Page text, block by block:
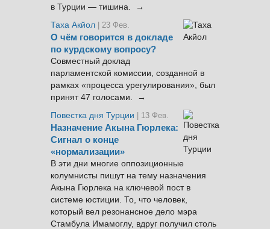
в Турции — тишина. →
Таха Акйол | 23 Фев.
О чём говорится в докладе
по курдскому вопросу?
Совместный доклад
парламентской комиссии, созданной в
рамках «процесса урегулирования», был
принят 47 голосами. →
Повестка дня Турции
| 13 Фев.
Назначение Акына Гюрлека:
Сигнал о конце
«нормализации»
В эти дни многие оппозиционные
колумнисты пишут на тему назначения
Акына Гюрлека на ключевой пост в
системе юстиции. То, что человек,
который вел резонансное дело мэра
Стамбула Имамоглу, вдруг получил столь